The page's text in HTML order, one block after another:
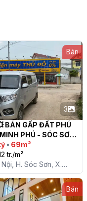
Bán
3
BÁN GẤP ĐẤT PHÚ
PHÚ - SÓC SƠN
đường ô tô
• 69m²
tr./m²
H. Sóc Sơn, X.
Phú
Bán